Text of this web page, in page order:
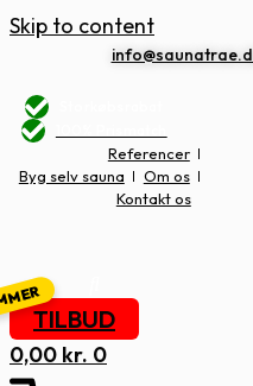
Skip to content
Referencer
Byg selv sauna
Om os
Kontakt os
TILBUD
0,00 kr. 0